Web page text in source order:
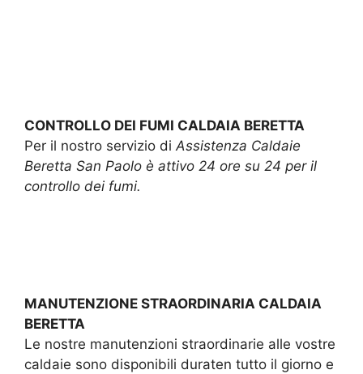
CONTROLLO DEI FUMI CALDAIA BERETTA
Per il nostro servizio diAssistenza Caldaie
Beretta San Paolo è attivo 24 ore su 24 per il
controllo dei fumi.
MANUTENZIONE STRAORDINARIA CALDAIA
BERETTA
Le nostre manutenzioni straordinarie alle vostre
caldaie sono disponibili duraten tutto il giorno e